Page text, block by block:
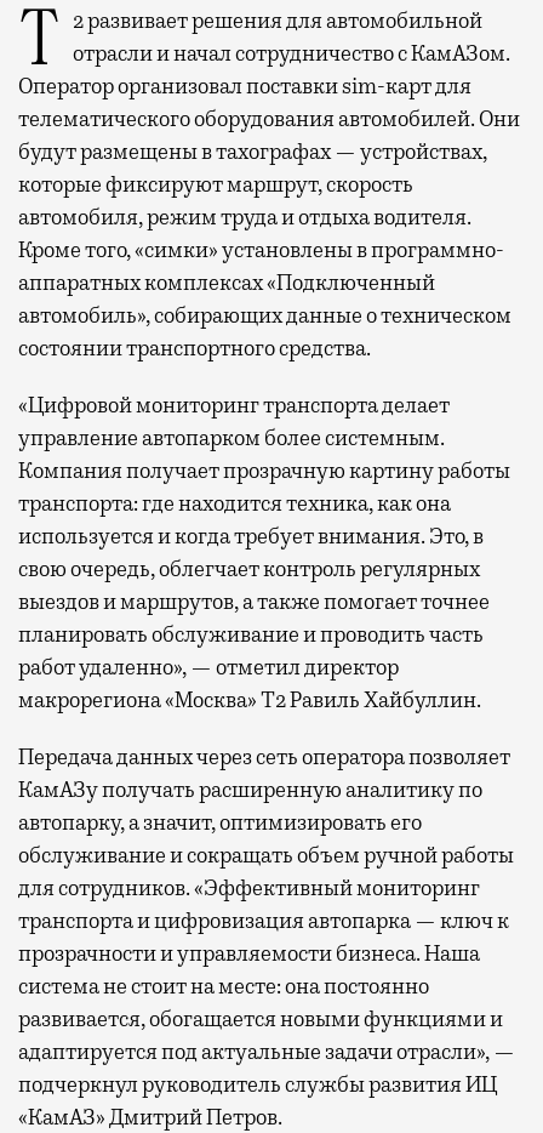
Т2 развивает решения для автомобильной отрасли и начал сотрудничество с КамАЗом.
Оператор организовал поставки sim-карт для
телематического оборудования автомобилей. Они
будут размещены в тахографах — устройствах,
которые фиксируют маршрут, скорость
автомобиля, режим труда и отдыха водителя.
Кроме того, «симки» установлены в программно-
аппаратных комплексах «Подключенный
автомобиль», собирающих данные о техническом
состоянии транспортного средства.
«Цифровой мониторинг транспорта делает
управление автопарком более системным.
Компания получает прозрачную картину работы
транспорта: где находится техника, как она
используется и когда требует внимания. Это, в
свою очередь, облегчает контроль регулярных
выездов и маршрутов, а также помогает точнее
планировать обслуживание и проводить часть
работ удаленно», — отметил директор
макрорегиона «Москва» Т2 Равиль Хайбуллин.
Передача данных через сеть оператора позволяет
КамАЗу получать расширенную аналитику по
автопарку, а значит, оптимизировать его
обслуживание и сокращать объем ручной работы
для сотрудников. «Эффективный мониторинг
транспорта и цифровизация автопарка — ключ к
прозрачности и управляемости бизнеса. Наша
система не стоит на месте: она постоянно
развивается, обогащается новыми функциями и
адаптируется под актуальные задачи отрасли», —
подчеркнул руководитель службы развития ИЦ
«КамАЗ» Дмитрий Петров.